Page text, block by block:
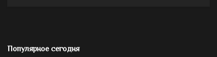
Популярное сегодня